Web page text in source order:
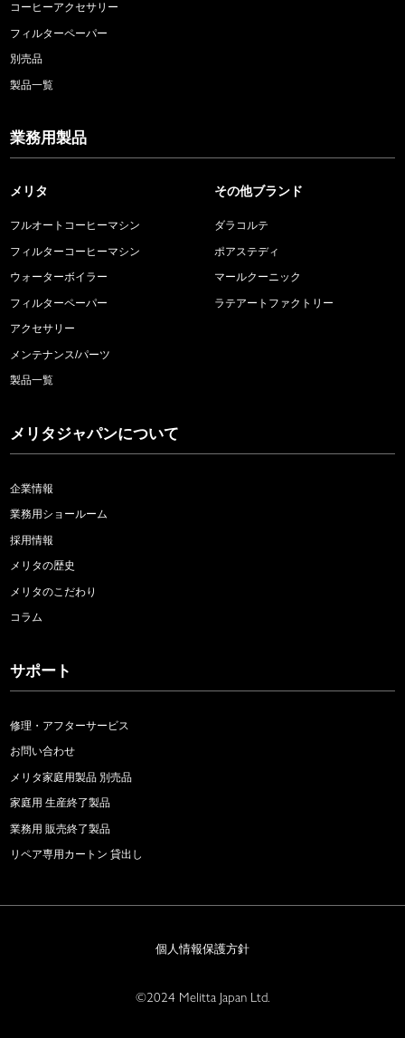
コーヒーアクセサリー
フィルターペーパー
別売品
製品一覧
業務用製品
メリタ
フルオートコーヒーマシン
フィルターコーヒーマシン
ウォーターボイラー
フィルターペーパー
アクセサリー
メンテナンス/パーツ
製品一覧
その他ブランド
ダラコルテ
ポアステディ
マールクーニック
ラテアートファクトリー
メリタジャパンについて
企業情報
業務用ショールーム
採用情報
メリタの歴史
メリタのこだわり
コラム
サポート
修理・アフターサービス
お問い合わせ
メリタ家庭用製品 別売品
家庭用 生産終了製品
業務用 販売終了製品
リペア専用カートン 貸出し
個人情報保護方針
©2024 Melitta Japan Ltd.